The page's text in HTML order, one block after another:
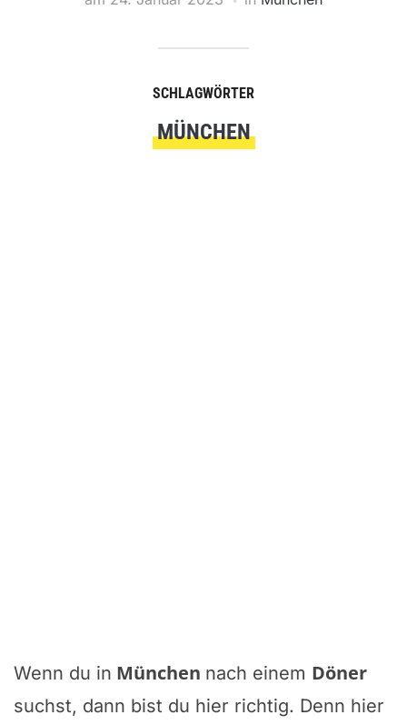
SCHLAGWÖRTER
MÜNCHEN
Wenn du in München nach einem Döner
suchst, dann bist du hier richtig. Denn hier